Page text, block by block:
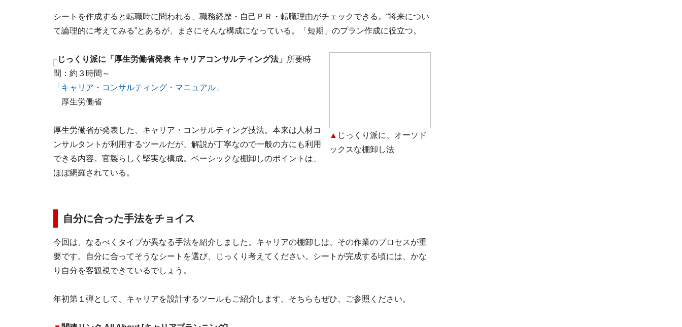
シートを作成すると転職時に問われる、職務経歴・自己ＰＲ・転職理由がチェックできる。“将来につい
て論理的に考えてみる”とあるが、まさにそんな構成になっている。「短期」のプラン作成に役立つ。
▲ じっくり派に、オーソド
ックスな棚卸し法
じっくり派に「厚生労働省発表 キャリアコンサルティング法」 所要時
間：約３時間～
「キャリア・コンサルティング・マニュアル」
厚生労働省
厚生労働省が発表した、キャリア・コンサルティング技法。本来は人材コ
ンサルタントが利用するツールだが、解説が丁寧なので一般の方にも利用
できる内容。官製らしく堅実な構成。ベーシックな棚卸しのポイントは、
ほぼ網羅されている。
自分に合った手法をチョイス
今回は、なるべくタイプが異なる手法を紹介しました。キャリアの棚卸しは、その作業のプロセスが重
要です。自分に合ってそうなシートを選び、じっくり考えてください。シートが完成する頃には、かな
り自分を客観視できているでしょう。
年初第１弾として、キャリアを設計するツールもご紹介します。そちらもぜひ、ご参照ください。